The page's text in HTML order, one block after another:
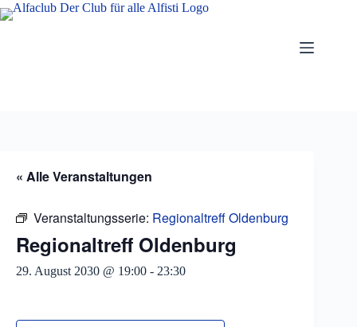
Zum
Inhalt
« Alle Veranstaltungen
Veranstaltungsserie: Regionaltreff Oldenburg
Regionaltreff Oldenburg
29. August 2030 @ 19:00 - 23:30